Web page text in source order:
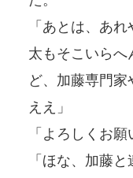
「あとは、あ
太もそこいらへ
ど、加藤専門家
ええ」
「よろしくお願
「ほな、加藤